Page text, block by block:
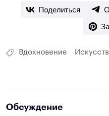
Поделиться
Вдохновение
Обсуждение